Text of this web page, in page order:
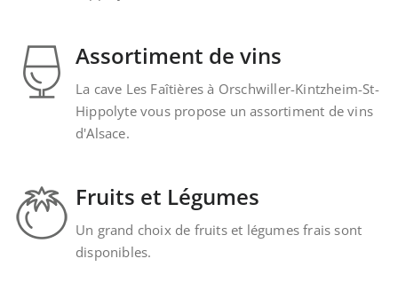
Assortiment de vins
La cave Les Faîtières à Orschwiller-Kintzheim-St-
Hippolyte vous propose un assortiment de vins
d'Alsace.
Fruits et Légumes
Un grand choix de fruits et légumes frais sont
disponibles.